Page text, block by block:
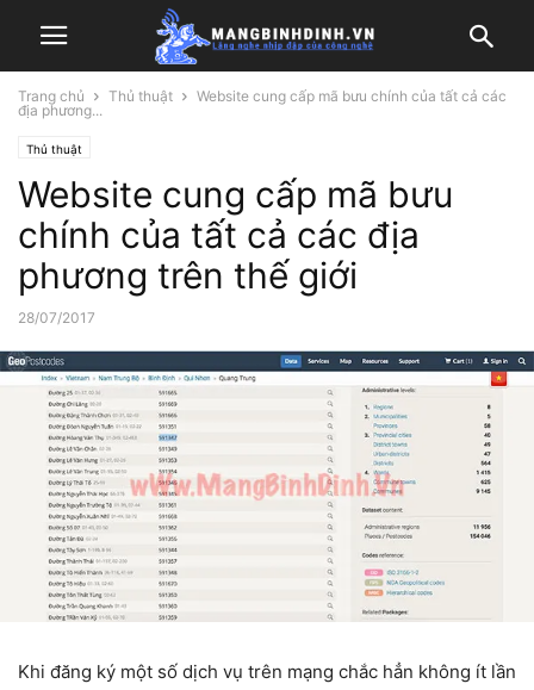
Trang chủ Thủ thuật
Website cung cấp mã bưu chính của tất cả các
địa phương...
Thủ thuật
Website cung cấp mã bưu
chính của tất cả các địa
phương trên thế giới
28/07/2017
Khi đăng ký một số dịch vụ trên mạng chắc hẳn không ít lần